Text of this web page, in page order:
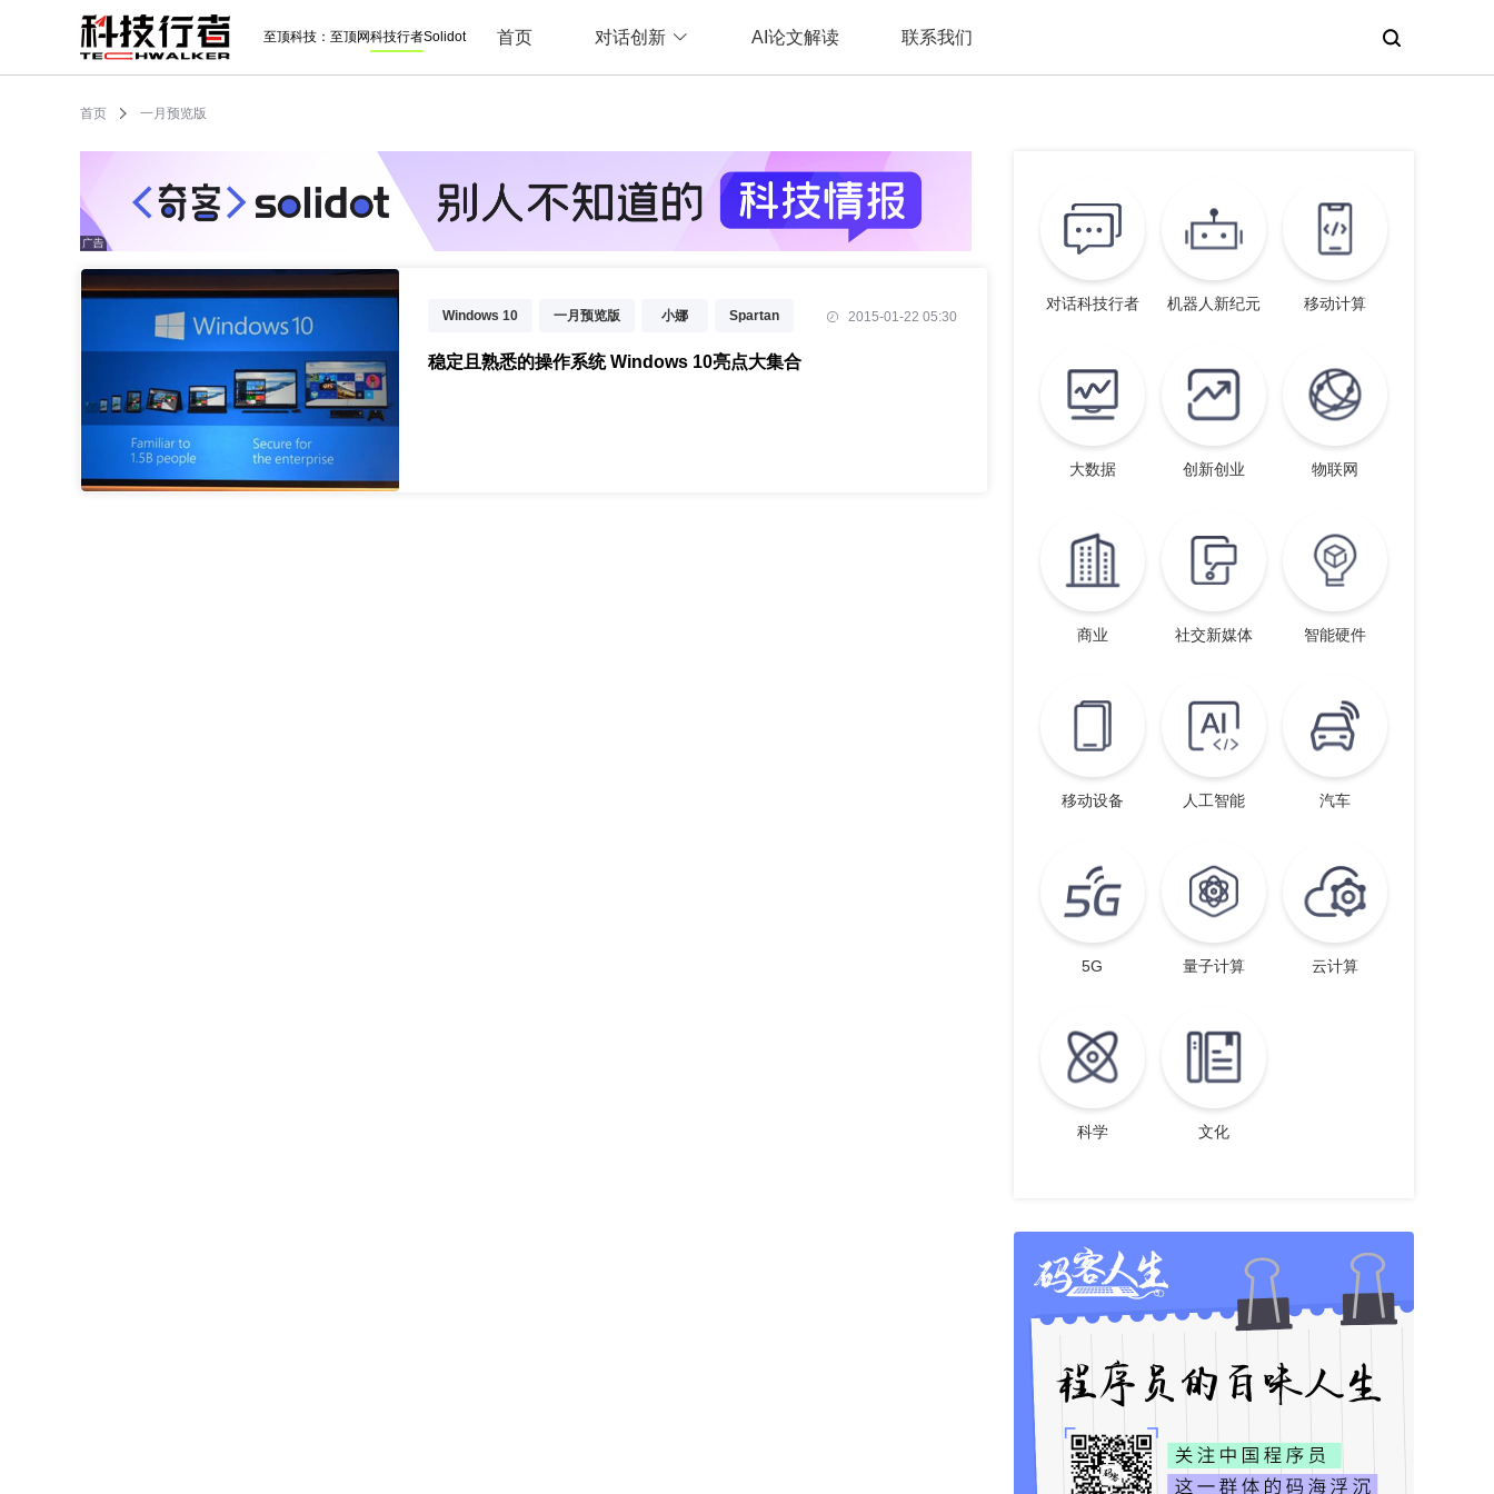
至顶科技： 至顶网科技行者Solidot 首页 对话创新 AI论文解读 联系我们
首页 一月预览版
Windows 10 一月预览版 小娜 Spartan 2015-01-22 05:30
稳定且熟悉的操作系统 Windows 10亮点大集合
对话科技行者 机器人新纪元 移动计算
大数据 创新创业 物联网
商业 社交新媒体 智能硬件
移动设备 人工智能 汽车
5G 量子计算 云计算
科学 文化